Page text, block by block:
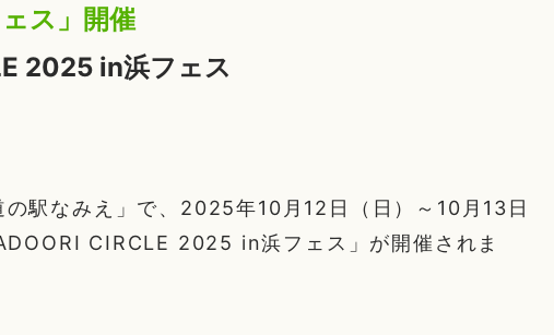
ス」開催
2025 in浜フェス
駅なみえ」で、2025年10月12日（日）～10月13日
CIRCLE 2025 in浜フェス」が開催されま